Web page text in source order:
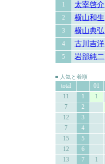
1
太宰啓介
2 横山和生
3 横山典弘
4 古川吉洋
5 岩部純二
■ 人気と着順
total 01
11
1 1
7
2
12
3
7
4
15
5
12
6
13
7 1